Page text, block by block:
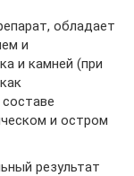
обладает
и
и камней (при
и остром
результат